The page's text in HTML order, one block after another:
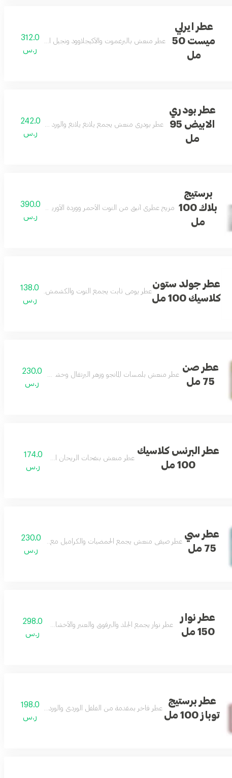
عطر ايرلي
ميست 50
مل
عطر منعش بالبرغموت والأكيجلاوود ونجيل الهند والمسك
312.0
ر.س
عطر بودري
الابيض 95
مل
عطر بودري منعش يجمع يلانغ يلانغ والورد والياسمين مع
242.0
ر.س
برستيج
بلاك 100
مل
مزيج عطري أنيق من التوت الأحمر ووردة الأوريس وخشب الأرز
390.0
ر.س
عطر جولد ستون
كلاسيك 100 مل
عطر يومي ثابت يجمع التوت والكشمش مع العنبر والمسك
138.0
ر.س
عطر صن
75 مل
عطر منعش بلمسات المانجو وزهر البرتقال وخشب الصندل لأجواء
230.0
ر.س
عطر البرنس كلاسيك
100 مل
عطر منعش بنفحات الريحان العذبة والأنيقة.
174.0
ر.س
عطر سي
75 مل
عطر صيفي منعش يجمع الحمضيات والكراميل مع الأخشاب والعنبر
230.0
ر.س
عطر نوار
150 مل
عطر نوار يجمع الجلد والبرقوق والعنبر والأخشاب لشخصية غامضة
298.0
ر.س
عطر برستيج
توباز 100 مل
عطر فاخر بمقدمة من الفلفل الوردي والورد الدمشقي مع
198.0
ر.س